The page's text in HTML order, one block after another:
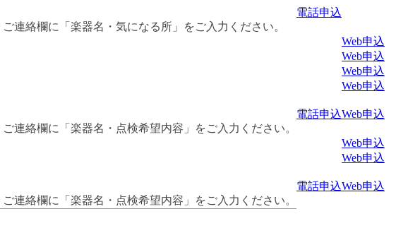
連絡欄に「楽器名・気になる所」をご入力ください。
電話申込
Web申込
Web申込
Web申込
Web申込
連絡欄に「楽器名・点検希望内容」をご入力ください。
電話申込Web申込
Web申込
Web申込
連絡欄に「楽器名・点検希望内容」をご入力ください。
電話申込Web申込